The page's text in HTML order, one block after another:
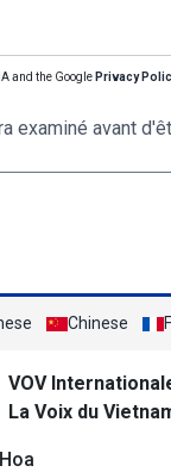
and the Google Privacy
examiné avant
Chinese
VOV
La Voix du